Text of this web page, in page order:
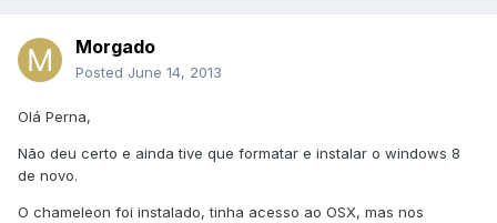
Morgado
Posted June 14, 2013
Olá Perna,
Não deu certo e ainda tive que formatar e instalar o windows 8
de novo.
O chameleon foi instalado, tinha acesso ao OSX, mas nos